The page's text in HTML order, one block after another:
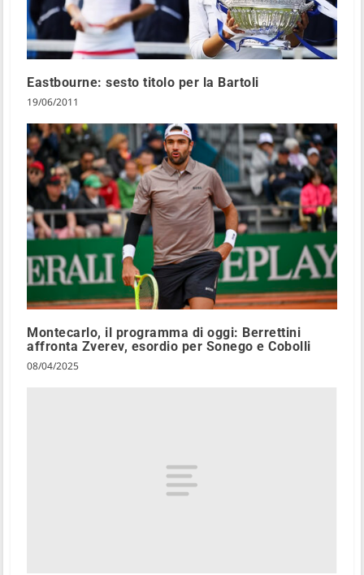
Eastbourne: sesto titolo per la Bartoli
19/06/2011
Montecarlo, il programma di oggi: Berrettini
affronta Zverev, esordio per Sonego e Cobolli
08/04/2025